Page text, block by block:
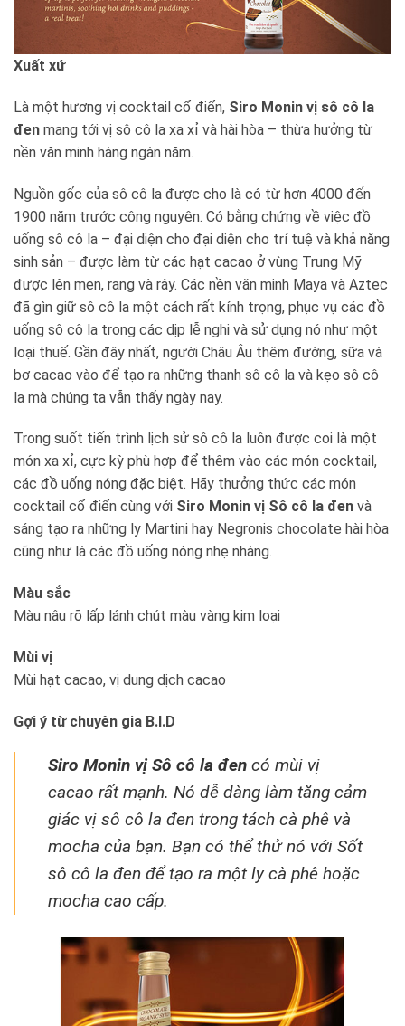
Xuất xứ
Là một hương vị cocktail cổ điển, Siro Monin vị sô cô la
đen mang tới vị sô cô la xa xỉ và hài hòa – thừa hưởng từ
nền văn minh hàng ngàn năm.
Nguồn gốc của sô cô la được cho là có từ hơn 4000 đến
1900 năm trước công nguyên. Có bằng chứng về việc đồ
uống sô cô la – đại diện cho đại diện cho trí tuệ và khả năng
sinh sản – được làm từ các hạt cacao ở vùng Trung Mỹ
được lên men, rang và rây. Các nền văn minh Maya và Aztec
đã gìn giữ sô cô la một cách rất kính trọng, phục vụ các đồ
uống sô cô la trong các dịp lễ nghi và sử dụng nó như một
loại thuế. Gần đây nhất, người Châu Âu thêm đường, sữa và
bơ cacao vào để tạo ra những thanh sô cô la và kẹo sô cô
la mà chúng ta vẫn thấy ngày nay.
Trong suốt tiến trình lịch sử sô cô la luôn được coi là một
món xa xỉ, cực kỳ phù hợp để thêm vào các món cocktail,
các đồ uống nóng đặc biệt. Hãy thưởng thức các món
cocktail cổ điển cùng với Siro Monin vị Sô cô la đen và
sáng tạo ra những ly Martini hay Negronis chocolate hài hòa
cũng như là các đồ uống nóng nhẹ nhàng.
Màu sắc
Màu nâu rõ lấp lánh chút màu vàng kim loại
Mùi vị
Mùi hạt cacao, vị dung dịch cacao
Gợi ý từ chuyên gia B.I.D
Siro Monin vị Sô cô la đen có mùi vị
cacao rất mạnh. Nó dễ dàng làm tăng cảm
giác vị sô cô la đen trong tách cà phê và
mocha của bạn. Bạn có thể thử nó với Sốt
sô cô la đen để tạo ra một ly cà phê hoặc
mocha cao cấp.